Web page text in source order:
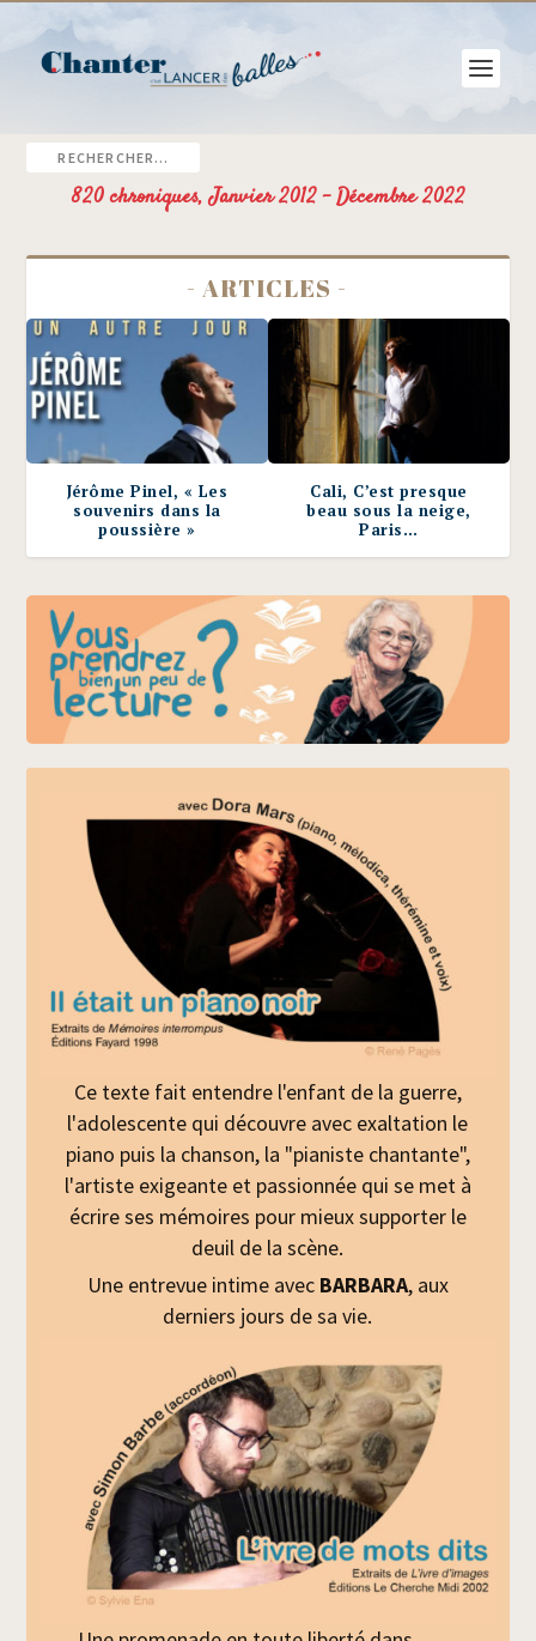
820 chroniques, Janvier 2012 - Décembre 2022
- ARTICLES -
Jérôme Pinel, « Les
souvenirs dans la
poussière »
Cali, C’est presque
beau sous la neige,
Paris…
Ce texte fait entendre l'enfant de la guerre,
l'adolescente qui découvre avec exaltation le
piano puis la chanson, la "pianiste chantante",
l'artiste exigeante et passionnée qui se met à
écrire ses mémoires pour mieux supporter le
deuil de la scène.
Une entrevue intime avec BARBARA, aux
derniers jours de sa vie.